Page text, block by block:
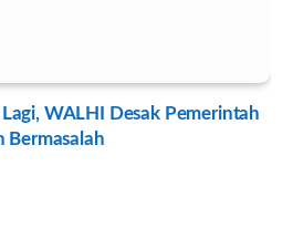
WALHI Desak Pemerintah
Bermasalah